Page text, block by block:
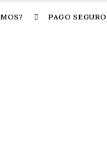
PAGO SEGURO